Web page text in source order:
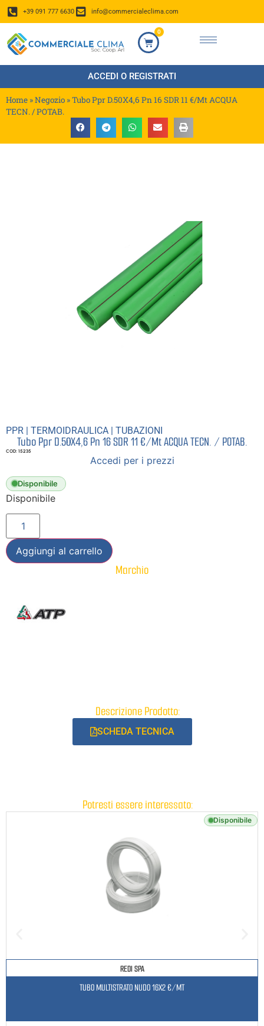
+39 091 777 6630 info@commercialeclima.com
0
ACCEDI O REGISTRATI
Home »Negozio »Tubo Ppr D.50X4,6 Pn 16 SDR 11 €/Mt ACQUA
TECN. / POTAB.
PPR | TERMOIDRAULICA | TUBAZIONI
Tubo Ppr D.50X4,6 Pn 16 SDR 11 €/Mt ACQUA TECN. / POTAB.
COD: 15235
Accedi per i prezzi
Disponibile
Disponibile
Aggiungi al carrello
Marchio
Descrizione Prodotto:
SCHEDA TECNICA
Potresti essere interessato:
Disponibile
REDI SPA
TUBO MULTISTRATO NUDO 16X2 €/MT